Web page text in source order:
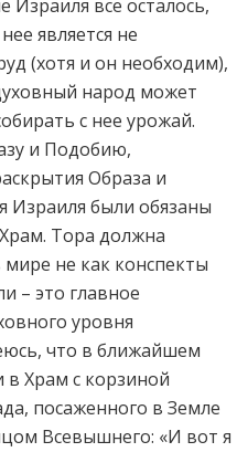
все осталось,
является не
(хотя и он необходим),
народ может
с нее урожай.
и Подобию,
Образа и
Израиля были обязаны
Тора должна
не как конспекты
– это главное
уровня
что в ближайшем
Храм с корзиной
посаженного в Земле
Всевышнего: «И вот я